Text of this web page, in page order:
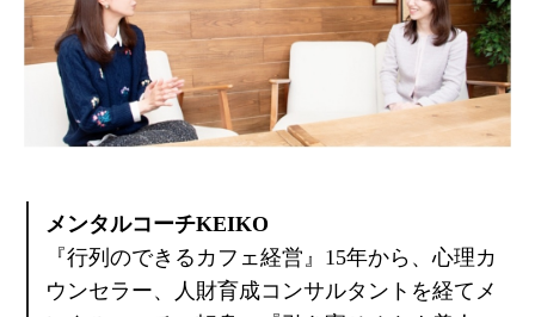
メンタルコーチKEIKO
『行列のできるカフェ経営』15年から、心理カ
ウンセラー、人財育成コンサルタントを経てメ